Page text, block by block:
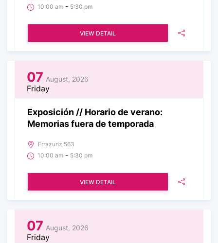
10:00 am - 5:30 pm
VIEW DETAIL
07 August, 2026
Friday
Exposición // Horario de verano:
Memorias fuera de temporada
Errazuriz 563
10:00 am - 5:30 pm
VIEW DETAIL
07 August, 2026
Friday